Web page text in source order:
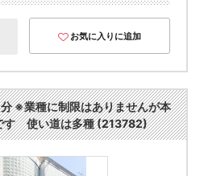
お気に入りに追加
※業種に制限はありませんが本
す 使い道は多種 (213782)